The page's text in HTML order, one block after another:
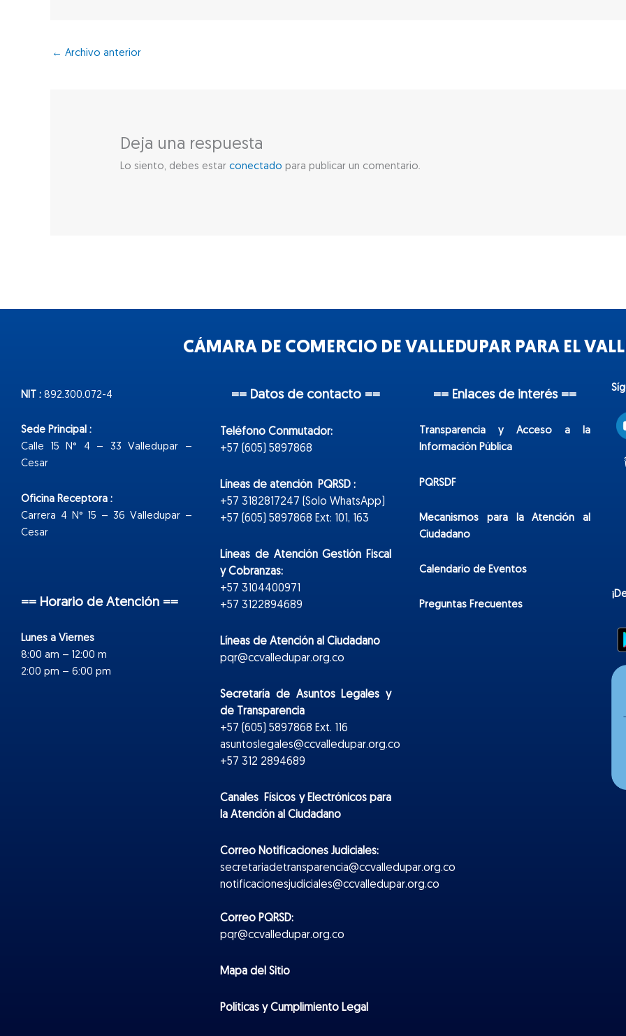
← Archivo anterior
Deja una respuesta
Lo siento, debes estarconectado para publicar un comentario.
CÁMARA DE COMERCIO DE VALLEDUPAR PARA EL
NIT : 892.300.072-4
Sede Principal :
Calle 15 N° 4 – 33 Valledupar –
Cesar
Oficina Receptora :
Carrera 4 N° 15 – 36 Valledupar –
Cesar
== Horario de Atención ==
Lunes a Viernes
8:00 am – 12:00 m
2:00 pm – 6:00 pm
== Datos de contacto ==
Teléfono Conmutador:
+57 (605) 5897868
Líneas de atención PQRSD :
+57 3182817247 (Solo WhatsApp)
+57 (605) 5897868 Ext: 101, 163
Líneas de Atención Gestión Fiscal
y Cobranzas:
+57 3104400971
+57 3122894689
Líneas de Atención al Ciudadano
pqr@ccvalledupar.org.co
Secretaría de Asuntos Legales y
de Transparencia
+57 (605) 5897868 Ext. 116
asuntoslegales@ccvalledupar.org.co
+57 312 2894689
Canales Físicos yElectrónicospara
la Atención al Ciudadano
Correo Notificaciones Judiciales:
secretariadetransparencia@ccvalledupar.org.co
notificacionesjudiciales@ccvalledupar.org.co
Correo PQRSD:
pqr@ccvalledupar.org.co
Mapa del Sitio
Políticas y Cumplimiento Legal
== Enlaces de interés ==
Transparencia y Acceso a la
Información Pública
PQRSDF
Mecanismos para la Atención al
Ciudadano
Calendario de Eventos
Preguntas Frecuentes